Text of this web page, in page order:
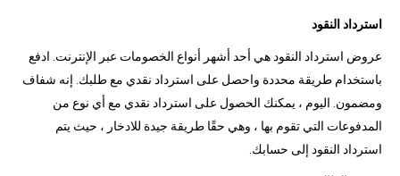
استرداد النقود
عروض استرداد النقود هي أحد أشهر أنواع الخصومات عبر الإنترنت. ادفع
باستخدام طريقة محددة واحصل على استرداد نقدي مع طلبك. إنه شفاف
ومضمون. اليوم ، يمكنك الحصول على استرداد نقدي مع أي نوع من
المدفوعات التي تقوم بها ، وهي حقًا طريقة جيدة للادخار ، حيث يتم
استرداد النقود إلى حسابك.